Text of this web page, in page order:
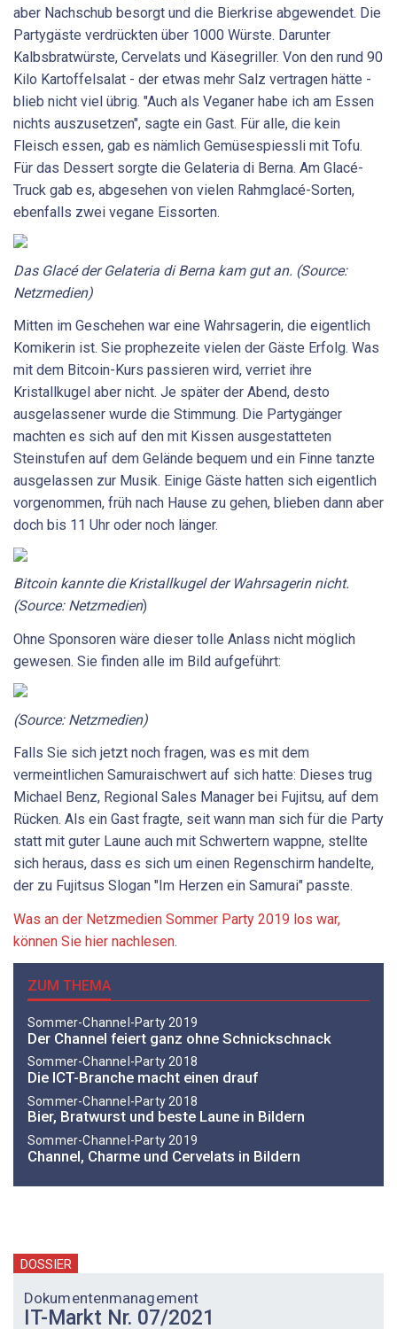
aber Nachschub besorgt und die Bierkrise abgewendet. Die
Partygäste verdrückten über 1000 Würste. Darunter
Kalbsbratwürste, Cervelats und Käsegriller. Von den rund 90
Kilo Kartoffelsalat - der etwas mehr Salz vertragen hätte -
blieb nicht viel übrig. "Auch als Veganer habe ich am Essen
nichts auszusetzen", sagte ein Gast. Für alle, die kein
Fleisch essen, gab es nämlich Gemüsespiessli mit Tofu.
Für das Dessert sorgte die Gelateria di Berna. Am Glacé-
Truck gab es, abgesehen von vielen Rahmglacé-Sorten,
ebenfalls zwei vegane Eissorten.
Das Glacé der Gelateria di Berna kam gut an. (Source:
Netzmedien)
Mitten im Geschehen war eine Wahrsagerin, die eigentlich
Komikerin ist. Sie prophezeite vielen der Gäste Erfolg. Was
mit dem Bitcoin-Kurs passieren wird, verriet ihre
Kristallkugel aber nicht. Je später der Abend, desto
ausgelassener wurde die Stimmung. Die Partygänger
machten es sich auf den mit Kissen ausgestatteten
Steinstufen auf dem Gelände bequem und ein Finne tanzte
ausgelassen zur Musik. Einige Gäste hatten sich eigentlich
vorgenommen, früh nach Hause zu gehen, blieben dann aber
doch bis 11 Uhr oder noch länger.
Bitcoin kannte die Kristallkugel der Wahrsagerin nicht.
(Source: Netzmedien)
Ohne Sponsoren wäre dieser tolle Anlass nicht möglich
gewesen. Sie finden alle im Bild aufgeführt:
(Source: Netzmedien)
Falls Sie sich jetzt noch fragen, was es mit dem
vermeintlichen Samuraischwert auf sich hatte: Dieses trug
Michael Benz, Regional Sales Manager bei Fujitsu, auf dem
Rücken. Als ein Gast fragte, seit wann man sich für die Party
statt mit guter Laune auch mit Schwertern wappne, stellte
sich heraus, dass es sich um einen Regenschirm handelte,
der zu Fujitsus Slogan "Im Herzen ein Samurai" passte.
Was an der Netzmedien Sommer Party 2019 los war,
können Sie hier nachlesen.
ZUM THEMA
Sommer-Channel-Party 2019
Der Channel feiert ganz ohne Schnickschnack
Sommer-Channel-Party 2018
Die ICT-Branche macht einen drauf
Sommer-Channel-Party 2018
Bier, Bratwurst und beste Laune in Bildern
Sommer-Channel-Party 2019
Channel, Charme und Cervelats in Bildern
DOSSIER
Dokumentenmanagement
IT-Markt Nr. 07/2021